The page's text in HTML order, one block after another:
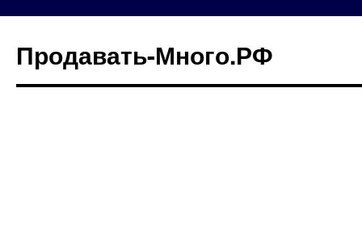
Продавать-Много.РФ